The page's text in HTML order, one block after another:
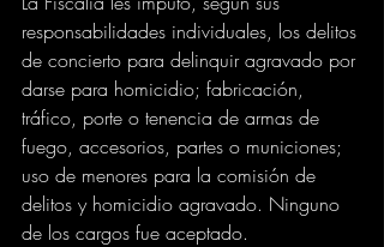
responsabilidades individuales, los delitos
de concierto para delinquir agravado por
darse para homicidio; fabricación,
tráfico, porte o tenencia de armas de
fuego, accesorios, partes o municiones;
uso de menores para la comisión de
delitos y homicidio agravado. Ninguno
de los cargos fue aceptado.